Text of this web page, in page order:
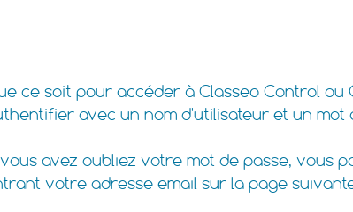
ce soit pour accéder à Classeo Control ou
avec un nom d'utilisateur et un mot
vous avez oubliez votre mot de passe, vous
votre adresse email sur la page